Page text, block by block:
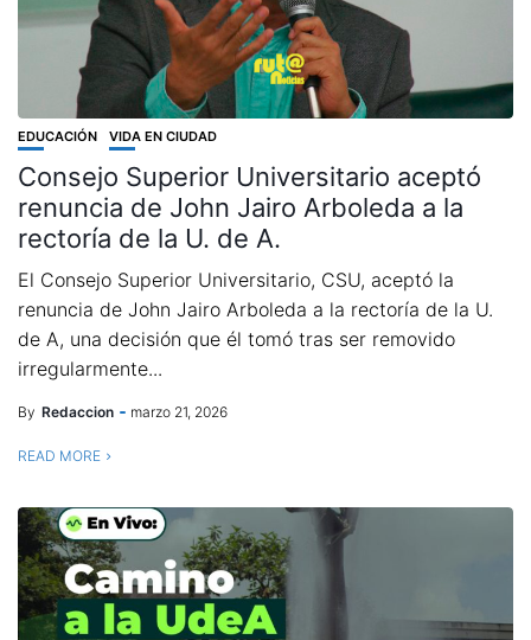
EDUCACIÓN VIDA EN CIUDAD
Consejo Superior Universitario aceptó
renuncia de John Jairo Arboleda a la
rectoría de la U. de A.
El Consejo Superior Universitario, CSU, aceptó la
renuncia de John Jairo Arboleda a la rectoría de la U.
de A, una decisión que él tomó tras ser removido
irregularmente...
By Redaccion marzo 21, 2026
READ MORE